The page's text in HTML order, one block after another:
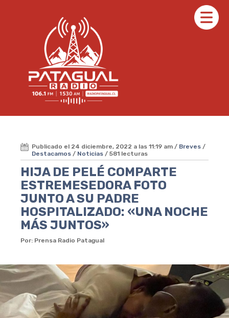
Publicado el 24 diciembre, 2022 a las 11:19 am / Breves /
Destacamos / Noticias / 581 lecturas
HIJA DE PELÉ COMPARTE
ESTREMESEDORA FOTO
JUNTO A SU PADRE
HOSPITALIZADO: «UNA NOCHE
MÁS JUNTOS»
Por: Prensa Radio Patagual